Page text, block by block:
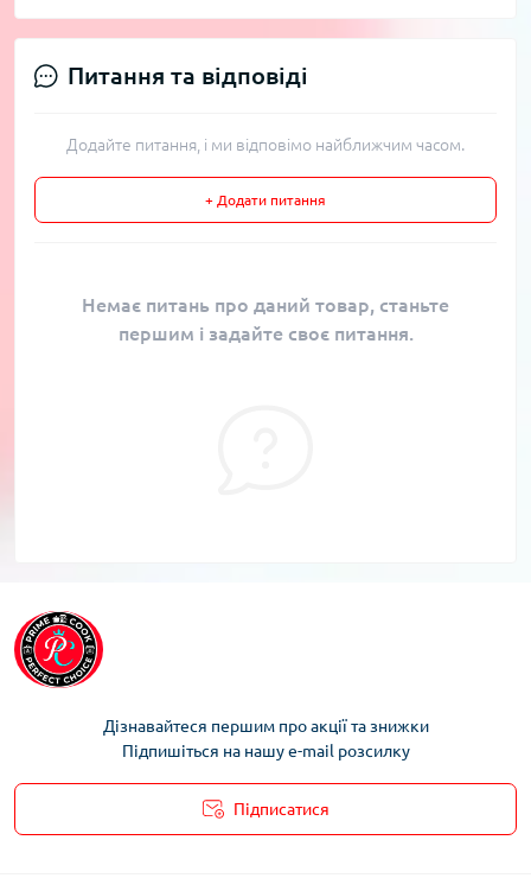
Питання та відповіді
Додайте питання, і ми відповімо найближчим часом.
+ Додати питання
Немає питань про даний товар, станьте
першим і задайте своє питання.
Дізнавайтеся першим про акції та знижки
Підпишіться на нашу e-mail розсилку
Підписатися